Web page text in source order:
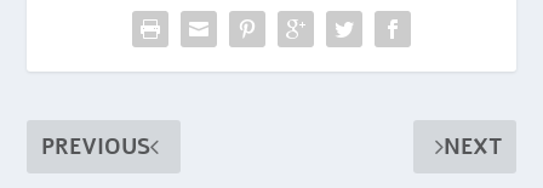
PREVIOUS
NEXT